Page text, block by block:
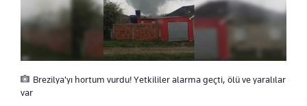
Brezilya'yı hortum vurdu! Yetkililer alarma geçti, ölü ve yaralılar
var